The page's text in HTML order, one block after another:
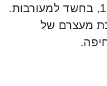
החשודים, בגיר וקטין, בני 24 ו- 17, בחשד למעורבות.
מעצרם של